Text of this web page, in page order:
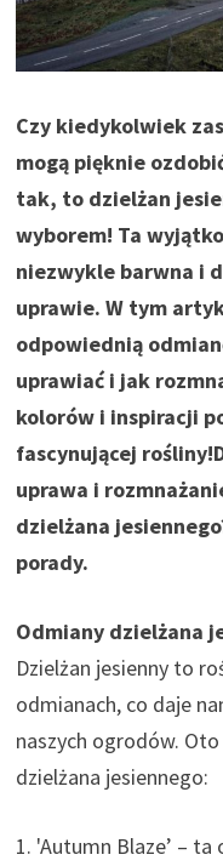
Czy kiedykolwiek
mogą pięknie
tak, to dzielżan
wyborem! Ta
niezwykle barwna i
uprawie. W tym
odpowiednią
uprawiać i jak
kolorów i inspiracji
fascynującej rośliny!
uprawa i
dzielżana
porady.
Odmiany dzielżana
Dzielżan jesienny to
odmianach, co daje
naszych ogrodów.
dzielżana jesiennego:
1. 'Autumn Blaze’ –